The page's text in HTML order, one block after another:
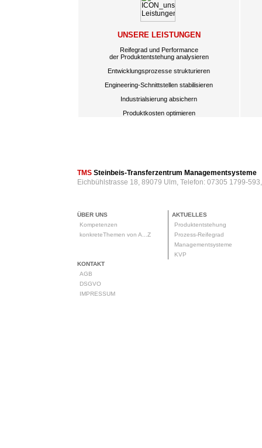
UNSERE LEISTUNGEN
Reifegrad und Performance
der Produktentstehung analysieren
Entwicklungsprozesse strukturieren
Engineering-Schnittstellen stabilisieren
Industrialsierung absichern
Produktkosten optimieren
TMS Steinbeis-Transferzentrum Managementsysteme
Eichbühlstrasse 18, 89079 Ulm, Telefon: 07305 1799-
ÜBER UNS
Kompetenzen
konkreteThemen von A...Z
AKTUELLES
Produktentstehung
Prozess-Reifegrad
Managementsysteme
KVP
KONTAKT
AGB
DSGVO
IMPRESSUM